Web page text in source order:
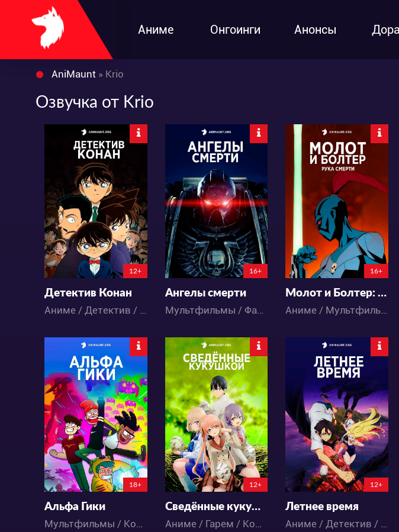
Аниме Онгоинги Анонсы
AniMaunt » Krio
Озвучка от Krio
140404
89 228
12+
Детектив Конан
Аниме / Детектив / Комедия / Приключения / Сёнэн
59747
39 130
16+
Ангелы смерти
Мультфильмы / Фантастика
105475
49 226
16+
Молот и Болтер: Рука Смерти
Аниме / Мультфильмы / Боевик / Ужасы / Фантастика
7196
16 10
18+
Альфа Гики
Мультфильмы / Комедия / Экшен
32468
111 93
12+
Сведённые кукушкой
Аниме / Гарем / Комедия / Романтика / Сёнэн
46315
139 115
12+
Летнее время
Аниме / Детектив / Паранормальное / Сёнэн